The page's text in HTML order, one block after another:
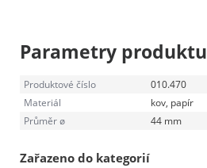
Parametry produktu
Produktové číslo
010.470
Materiál
kov, papír
Průměr ø
44 mm
Zařazeno do kategorií